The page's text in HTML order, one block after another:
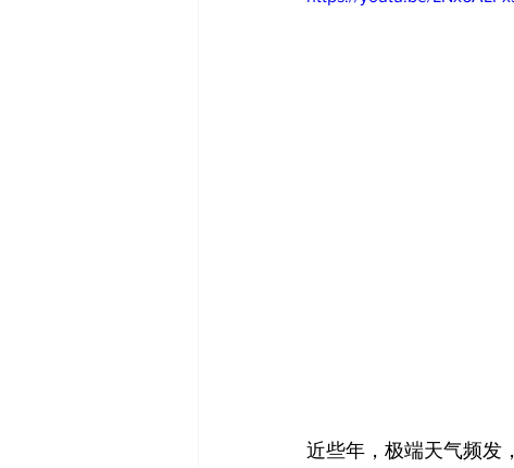
近些年，极端天气频发